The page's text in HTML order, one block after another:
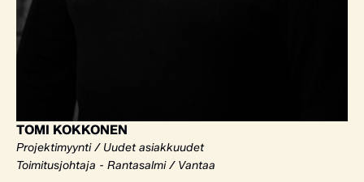
TOMI KOKKONEN
Projektimyynti / Uudet asiakkuudet
Toimitusjohtaja - Rantasalmi / Vantaa